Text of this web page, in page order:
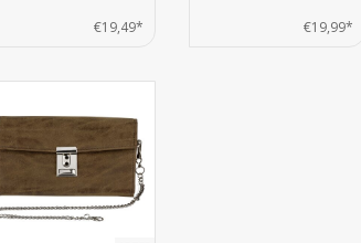
€19,49* €19,99*